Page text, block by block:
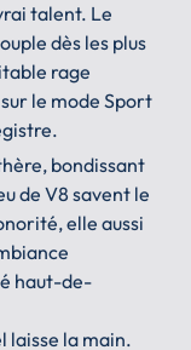
talent. Le
dès les plus
rage
le mode Sport
bondissant
de V8 savent le
elle aussi
haut-de-
laisse la main.